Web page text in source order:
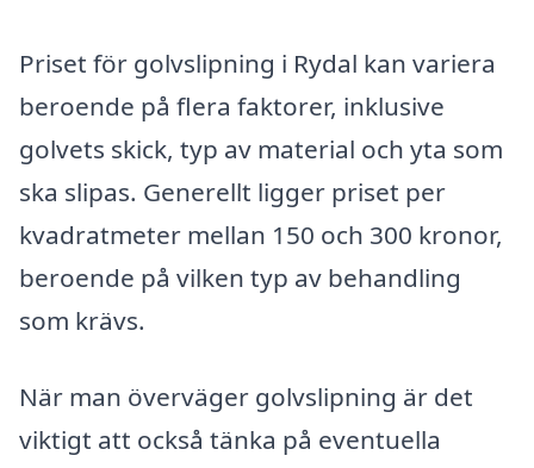
Priset för golvslipning i Rydal kan variera
beroende på flera faktorer, inklusive
golvets skick, typ av material och yta som
ska slipas. Generellt ligger priset per
kvadratmeter mellan 150 och 300 kronor,
beroende på vilken typ av behandling
som krävs.
När man överväger golvslipning är det
viktigt att också tänka på eventuella